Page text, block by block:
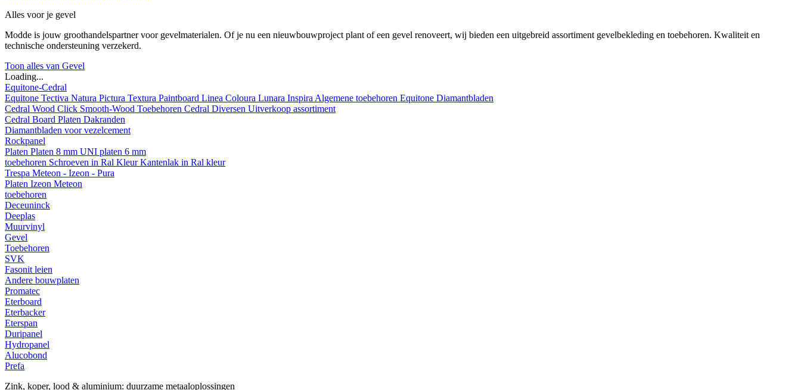
Alles voor je gevel
Modde is jouw groothandelspartner voor gevelmaterialen. Of je nu een nieuwbouwproject plant of een gevel renoveert, wij bieden een uitgebreid assortiment gevelbekleding en toebehoren. Kwaliteit en
technische ondersteuning verzekerd.
Toon alles van Gevel
Loading...
Equitone-Cedral
Equitone Tectiva Natura Pictura Textura Paintboard Linea Coloura Lunara Inspira Algemene toebehoren Equitone Diamantbladen
Cedral Wood Click Smooth-Wood Toebehoren Cedral Diversen Uitverkoop assortiment
Cedral Board Platen Dakranden
Diamantbladen voor vezelcement
Rockpanel
Platen Platen 8 mm UNI platen 6 mm
toebehoren Schroeven in Ral KleurKantenlak in Ral kleur
Trespa Meteon - Izeon - Pura
Platen Izeon Meteon
toebehoren
Deceuninck
Deeplas
Muurvinyl
Gevel
Toebehoren
SVK
Fasonit leien
Andere bouwplaten
Promatec
Eterboard
Eterbacker
Eterspan
Duripanel
Hydropanel
Alucobond
Prefa
Zink, koper, lood & aluminium: duurzame metaaloplossingen